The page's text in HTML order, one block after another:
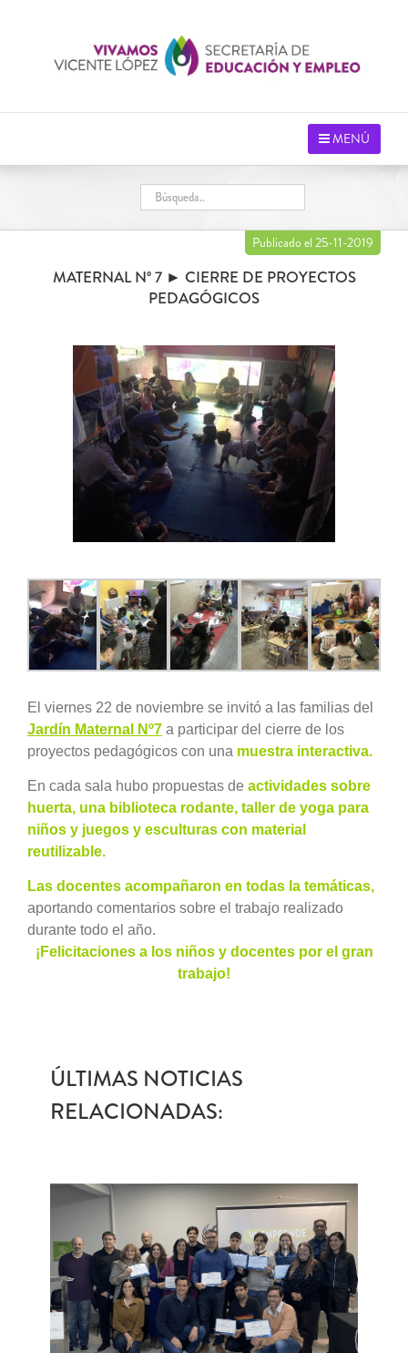
MENÚ
Publicado el 25-11-2019
MATERNAL Nº 7 ► CIERRE DE PROYECTOS
PEDAGÓGICOS
El viernes 22 de noviembre se invitó a las familias del
Jardín Maternal Nº7 a participar del cierre de los
proyectos pedagógicos con una muestra interactiva.
En cada sala hubo propuestas de actividades sobre
huerta, una biblioteca rodante, taller de yoga para
niños y juegos y esculturas con material
reutilizable.
Las docentes acompañaron en todas la temáticas,
aportando comentarios sobre el trabajo realizado
durante todo el año.
¡Felicitaciones a los niños y docentes por el gran
trabajo!
ÚLTIMAS NOTICIAS
RELACIONADAS: